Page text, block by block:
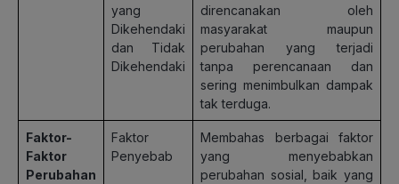
yang
Dikehendaki
dan Tidak
Dikehendaki
direncanakan oleh
masyarakat maupun
perubahan yang terjadi
tanpa perencanaan dan
sering menimbulkan dampak
tak terduga.
Faktor-
Faktor
Perubahan
Faktor
Penyebab
Membahas berbagai faktor
yang menyebabkan
perubahan sosial, baik yang